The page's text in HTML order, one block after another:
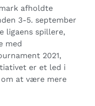
afholdte
3-5. september
ligaens spillere,
med
2021,
er et led i
om at være mere